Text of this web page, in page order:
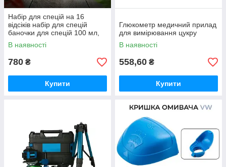
Набір для спецій на 16
відсіків набір для спецій
баночки для спецій 100 мл,
підставка для спецій
В наявності
780 ₴
Купити
Глюкометр медичний прилад
для вимірювання цукру
В наявності
558,60 ₴
Купити